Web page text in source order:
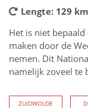
Lengte: 129 km
Het is niet
maken door de
nemen. Dit
namelijk zoveel te
ZUIDWOLDE